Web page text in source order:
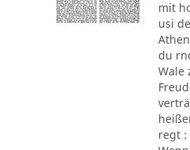
mit
usi
du
Wale
regt :